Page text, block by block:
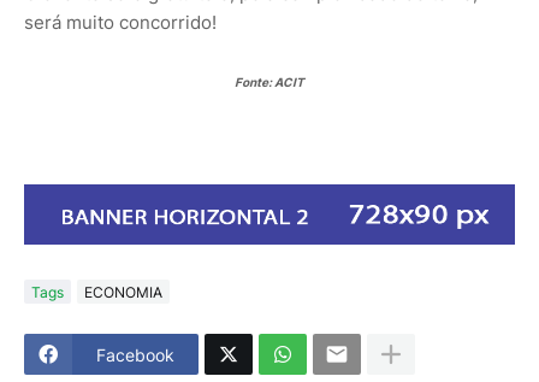
será muito concorrido!
Fonte: ACIT
Tags ECONOMIA
Facebook